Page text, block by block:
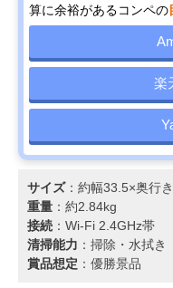
算に余裕があるコンペの
楽
サイズ：約幅33.5×奥行
重量 ：約2.84kg
接続 ：Wi-Fi 2.4GHz帯
清掃能力 ：掃除・水拭き
賞品想定 ：優勝景品